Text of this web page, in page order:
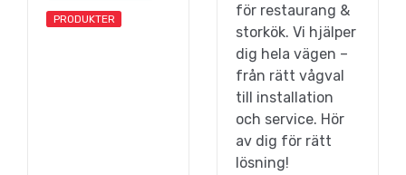
PRODUKTER
för restaurang &
storkök. Vi hjälper
dig hela vägen –
från rätt vågval
till installation
och service. Hör
av dig för rätt
lösning!